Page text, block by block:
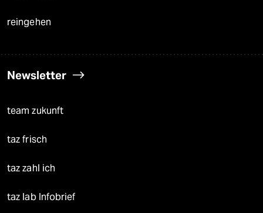
reingehen
Newsletter
team zukunft
taz frisch
taz zahl ich
taz lab Infobrief